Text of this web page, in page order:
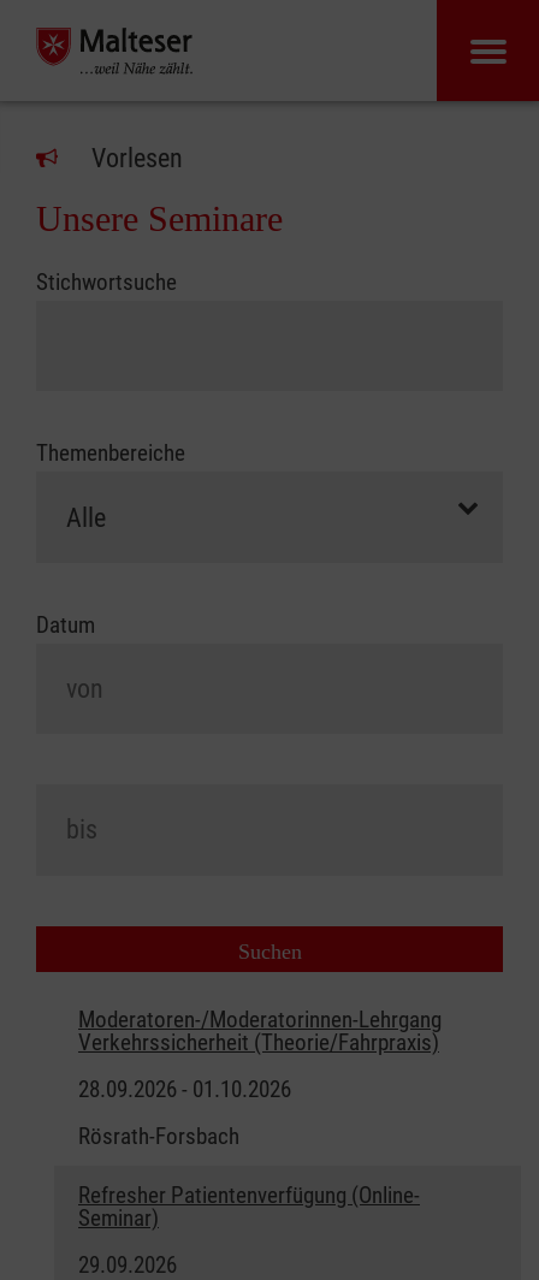
Vorlesen
Unsere Seminare
Stichwortsuche
Themenbereiche
Datum
Moderatoren-/Moderatorinnen-Lehrgang
Verkehrssicherheit (Theorie/Fahrpraxis)
28.09.2026 - 01.10.2026
Rösrath-Forsbach
Refresher Patientenverfügung (Online-
Seminar)
29.09.2026